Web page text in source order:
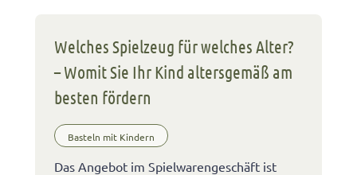
Welches Spielzeug für welches Alter?
– Womit Sie Ihr Kind altersgemäß am
besten fördern
Basteln mit Kindern
Das Angebot im Spielwarengeschäft ist